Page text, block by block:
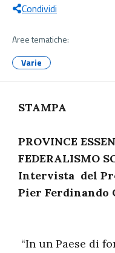
Condividi
Aree tematiche:
Varie
STAMPA
PROVINCE
FEDERALISMO
Intervista del
Pier Ferdinando
“In un Paese di